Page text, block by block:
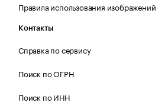
Правила использования изображений
Контакты
Справка по сервису
Поиск по ОГРН
Поиск по ИНН